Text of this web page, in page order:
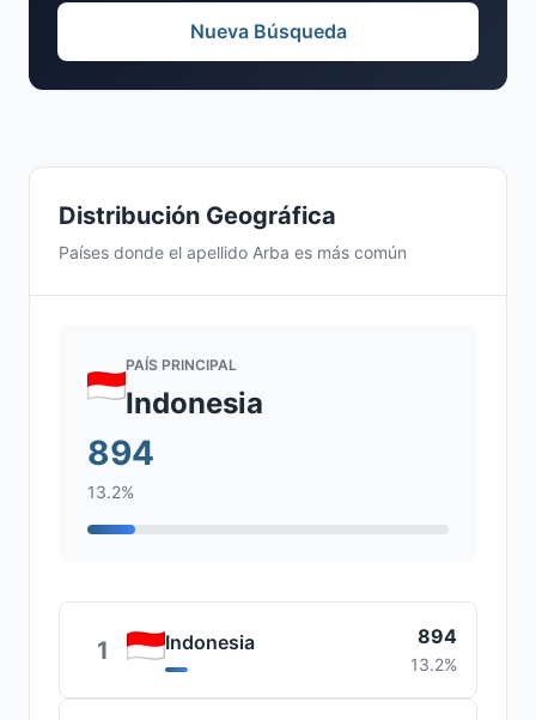
Distribución Geográfica
Países donde el apellido Arba es más común
PAÍS PRINCIPAL
Indonesia
894
13.2%
1 Indonesia 894
13.2%
Nueva Búsqueda